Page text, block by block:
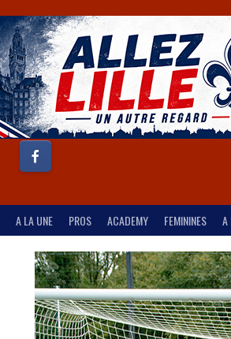
A LA UNE PROS ACADEMY FEMININES A